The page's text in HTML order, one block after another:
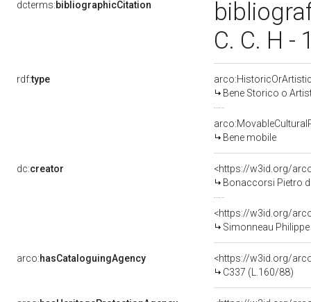
dcterms:bibliographicCitation
C. C. H -
rdf:type
Bene Storico o
Bene mobile
dc:creator
<https://w3id.org/
Bonaccorsi Pietro
<https://w3id.org/
Simonneau
arco:hasCataloguingAgency
<https://w3id.org/
C337 (L.160/88)